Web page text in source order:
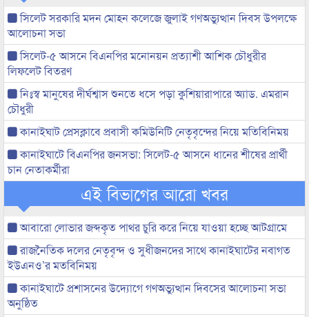
সিলেট সরকারি মদন মোহন কলেজে জুলাই গণঅভ্যুত্থান দিবস উপলক্ষে
আলোচনা সভা
সিলেট-৫ আসনে বিএনপির মনোনয়ন প্রত্যাশী আশিক চৌধুরীর
লিফলেট বিতরণ
নিঃস্ব মানুষের দীর্ঘশ্বাস শুনতে ধসে পড়া কুশিয়ারাপারে অ্যাড. এমরান
চৌধুরী
কানাইঘাট প্রেসক্লাবে প্রবাসী কমিউনিটি নেতৃবৃন্দের নিয়ে মতিবিনিময়
কানাইঘাটে বিএনপির জনসভা: সিলেট-৫ আসনে ধানের শীষের প্রার্থী
চান নেতাকর্মীরা
এই বিভাগের আরো খবর
আবারো লোভার জব্দকৃত পাথর চুরি করে নিয়ে যাওয়া হচ্ছে আটগ্রামে
রাজনৈতিক দলের নেতৃবৃন্দ ও সুধীজনদের সাথে কানাইঘাটের নবাগত
ইউএনও’র মতবিনিময়
কানাইঘাটে প্রশাসনের উদ্যোগে গণঅভ্যুত্থান দিবসের আলোচনা সভা
অনুষ্ঠিত